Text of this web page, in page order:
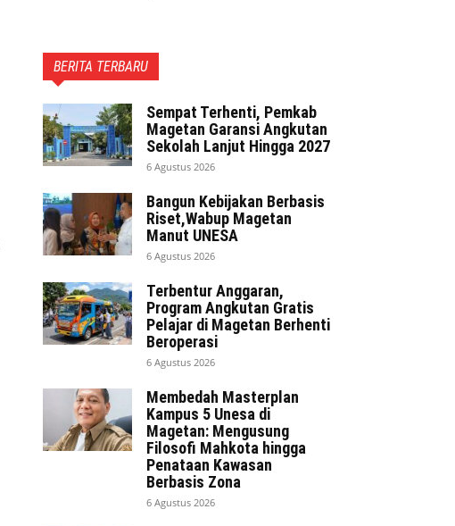
BERITA TERBARU
Sempat Terhenti, Pemkab
Magetan Garansi Angkutan
Sekolah Lanjut Hingga 2027
6 Agustus 2026
Bangun Kebijakan Berbasis
Riset,Wabup Magetan
Manut UNESA
6 Agustus 2026
Terbentur Anggaran,
Program Angkutan Gratis
Pelajar di Magetan Berhenti
Beroperasi
6 Agustus 2026
Membedah Masterplan
Kampus 5 Unesa di
Magetan: Mengusung
Filosofi Mahkota hingga
Penataan Kawasan
Berbasis Zona
6 Agustus 2026